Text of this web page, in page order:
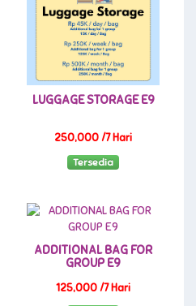
LUGGAGE STORAGE E9
250,000 /7 Hari
Tersedia
ADDITIONAL BAG FOR
GROUP E9
125,000 /7 Hari